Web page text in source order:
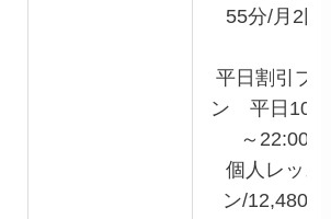
55分/月2回
平日割引プ
ン 平日
～22:00
個人レッス
ン/12,480円